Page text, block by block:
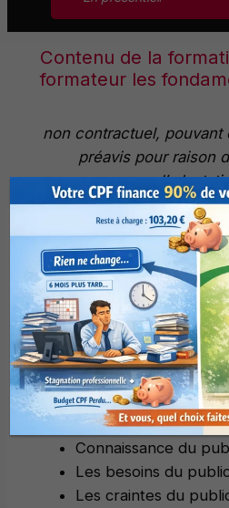
Contenu de la
formateur les
non contractuel, pouvant
préavis pour raison
Démarche
Préparation d’une
formation
Définir la finalité de
formation
Connaissance du
Les besoins du
Les craintes du